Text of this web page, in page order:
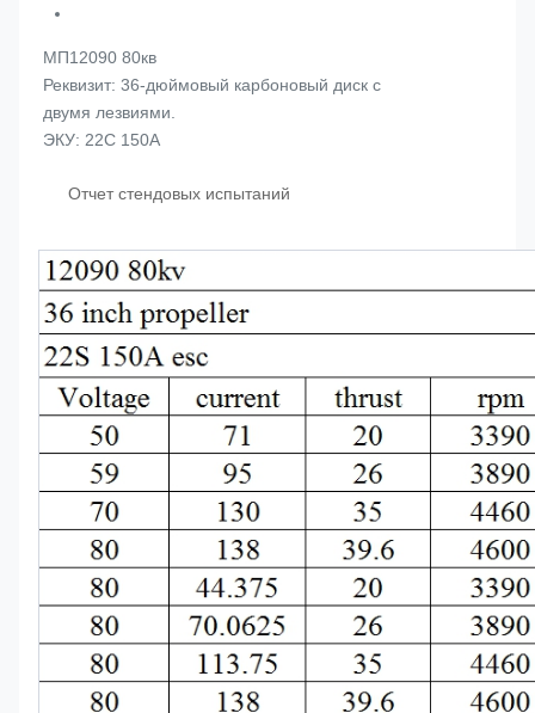
МП12090 80кв
Реквизит: 36-дюймовый карбоновый диск с
двумя лезвиями.
ЭКУ: 22С 150А
Отчет стендовых испытаний